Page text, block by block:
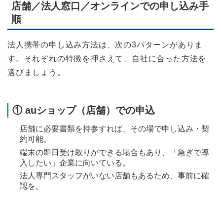
店舗／法人窓口／オンラインでの申し込み手
順
法人携帯の申し込み方法は、次の3パターンがありま
す。それぞれの特徴を押さえて、自社に合った方法を
選びましょう。
① auショップ（店舗）での申込
店舗に必要書類を持参すれば、その場で申し込み・契
約可能。
端末の即日受け取りができる場合もあり、「急ぎで導
入したい」企業に向いている。
法人専門スタッフがいない店舗もあるため、事前に確
認を。